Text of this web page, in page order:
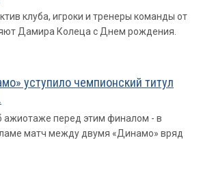
клуба, игроки и тренеры команды от
Дамира Колеца с Днем рождения.
уступило чемпионский титул
ажиотаже перед этим финалом - в
матч между двумя «Динамо» вряд